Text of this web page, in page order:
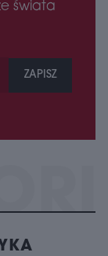
świata
ZAPISZ